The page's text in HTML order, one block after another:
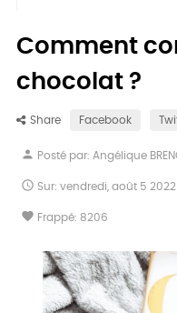
Comment
chocolat ?
Share Facebook
person Posté par: Angélique
 Sur: vendredi, août 5 2022
favorite Frappé: 8206